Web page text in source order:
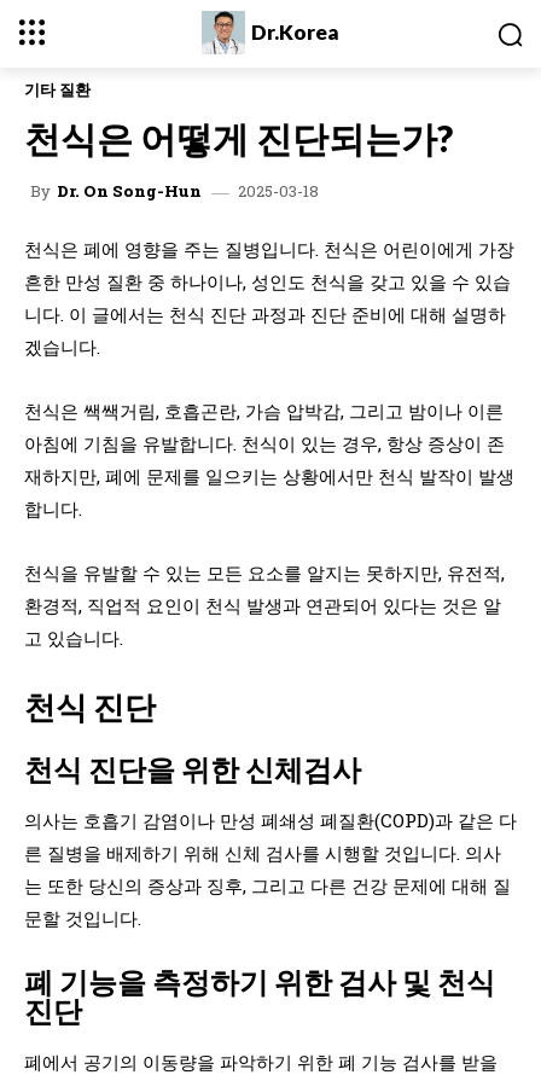
Dr.Korea
기타 질환
천식은 어떻게 진단되는가?
By Dr. On Song-Hun 2025-03-18
천식은 폐에 영향을 주는 질병입니다. 천식은 어린이에게 가장
흔한 만성 질환 중 하나이나, 성인도 천식을 갖고 있을 수 있습
니다. 이 글에서는 천식 진단 과정과 진단 준비에 대해 설명하
겠습니다.
천식은 쌕쌕거림, 호흡곤란, 가슴 압박감, 그리고 밤이나 이른
아침에 기침을 유발합니다. 천식이 있는 경우, 항상 증상이 존
재하지만, 폐에 문제를 일으키는 상황에서만 천식 발작이 발생
합니다.
천식을 유발할 수 있는 모든 요소를 알지는 못하지만, 유전적,
환경적, 직업적 요인이 천식 발생과 연관되어 있다는 것은 알
고 있습니다.
천식 진단
천식 진단을 위한 신체검사
의사는 호흡기 감염이나 만성 폐쇄성 폐질환(COPD)과 같은 다
른 질병을 배제하기 위해 신체 검사를 시행할 것입니다. 의사
는 또한 당신의 증상과 징후, 그리고 다른 건강 문제에 대해 질
문할 것입니다.
폐 기능을 측정하기 위한 검사 및 천식
진단
폐에서 공기의 이동량을 파악하기 위한 폐 기능 검사를 받을